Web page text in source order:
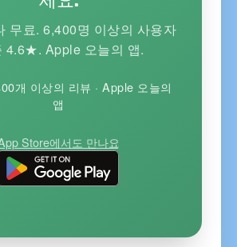
무료. 6,400명 이상의 사용자
4.6★. Apple 오늘의 앱.
개 이상의 리뷰 · Apple 오늘의
앱
Store에서도 만나요